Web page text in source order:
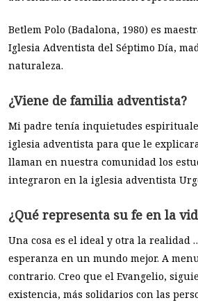
search or ESC to close
Betlem Polo (Badalona, 1980) es
Iglesia Adventista del Séptimo Día,
naturaleza.
¿Viene de familia adventista?
Mi padre tenía inquietudes
iglesia adventista para que le
llaman en nuestra comunidad los
integraron en la iglesia adventista
¿Qué representa su fe en la
Una cosa es el ideal y otra la realidad
esperanza en un mundo mejor. A
contrario. Creo que el Evangelio,
existencia, más solidarios con las